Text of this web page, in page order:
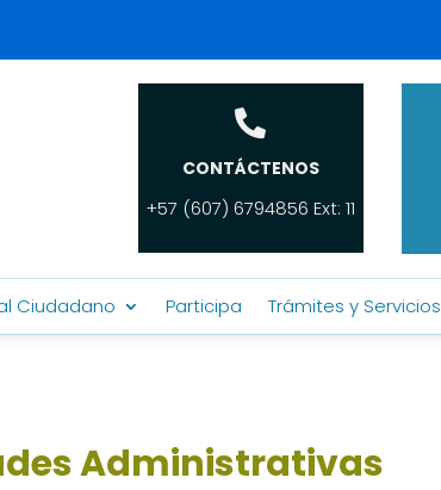

CONTÁCTENOS
+57 (607) 6794856 Ext: 11
Ciudadano Participa Trámites y Servicios
Administrativas